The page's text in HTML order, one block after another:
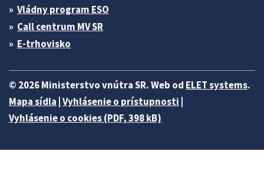
Vládny program ESO
Call centrum MV SR
E-trhovisko
© 2026 Ministerstvo vnútra SR. Web od ELET systems.
Mapa sídla Vyhlásenie o prístupnosti
Vyhlásenie o cookies (PDF, 398 kB)